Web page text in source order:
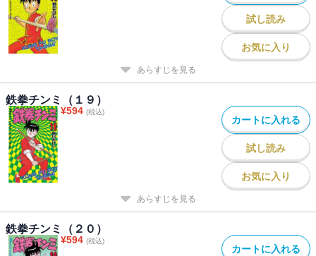
試し読み
お気に入り
あらすじを見る
鉄拳チンミ（１９）
¥594 (税込)
カートに入れる
試し読み
お気に入り
あらすじを見る
鉄拳チンミ（２０）
¥594 (税込)
カートに入れる